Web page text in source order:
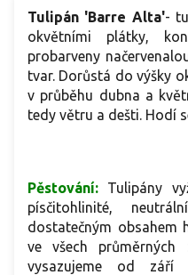
Tulipán 'Barre Alta'-
okvětními plátky,
probarveny
tvar. Dorůstá do výšky
v průběhu dubna a
tedy větru a dešti. Hodí
Pěstování: Tulipány
písčitohlinité,
dostatečným obsahem
ve všech průměrných
vysazujeme od